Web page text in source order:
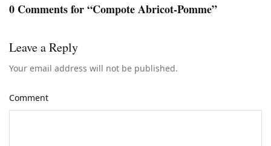
0 Comments for “Compote Abricot-Pomme”
Leave a Reply
Your email address will not be published.
Comment